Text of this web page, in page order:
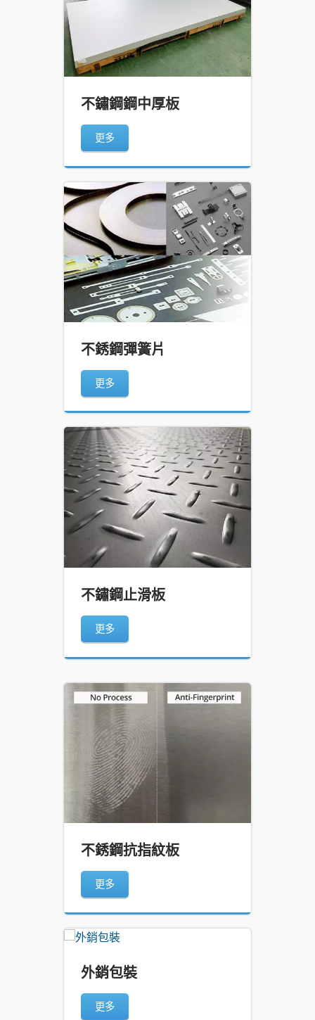
不鏽鋼鋼中厚板
更多
不銹鋼彈簧片
更多
不鏽鋼止滑板
更多
不銹鋼抗指紋板
更多
外銷包裝
更多